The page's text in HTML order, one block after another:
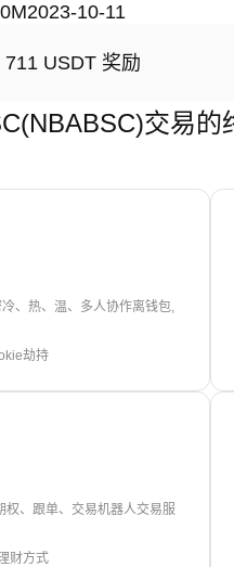
2023-10-11
USDT 奖励
交易的
、热、温、多人协作离钱包,
劫持
、跟单、交易机器人交易服
财方式